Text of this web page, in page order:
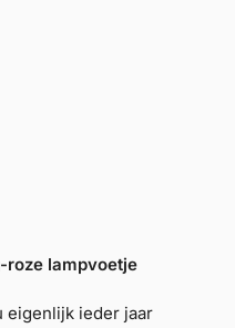
roze lampvoetje
eigenlijk ieder jaar